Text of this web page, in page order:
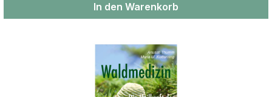
Aromaexpertinnen Maria Kettenring und Anusati Thumm die
wichtigsten ätherischen Öle vor, die bei Erkältungskrankheiten
Erkrankungen der Atemwege Wie ätherische Öle die
Abwehrkräfte und das Immunsystem stärken Viele Rezepturen zur
Behandlung von Halsschmerzen, Husten, Schnupfen, Heiserkeit,
Bronchitis, grippalen Infekten u.v.m. Die fachgerechte Anwendung
In den Warenkorb